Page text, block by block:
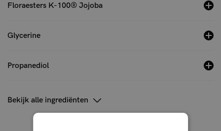
Floraesters K-100® Jojoba
Glycerine
Propanediol
Bekijk alle ingrediënten